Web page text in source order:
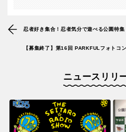
忍者好き集合！忍者気分で遊べる公園特集
【募集終了】第16回 PARKFULフォトコ
ニュースリリ